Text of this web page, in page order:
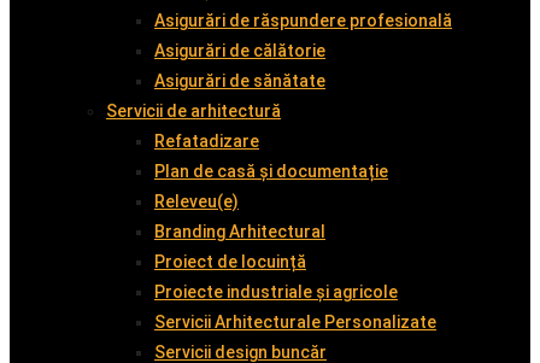
Asigurări de răspundere profesională
Asigurări de călătorie
Asigurări de sănătate
Servicii de arhitectură
Refatadizare
Plan de casă și documentație
Releveu(e)
Branding Arhitectural
Proiect de locuință
Proiecte industriale și agricole
Servicii Arhitecturale Personalizate
Servicii design buncăr